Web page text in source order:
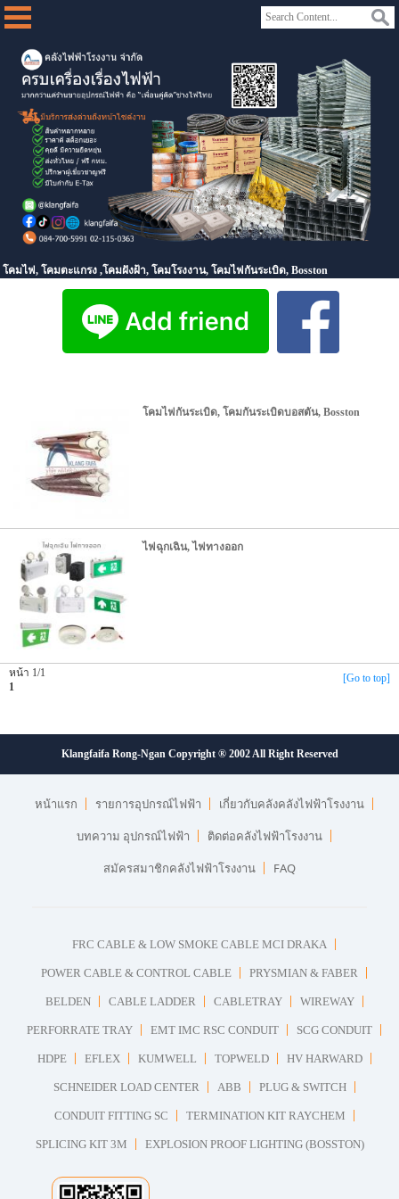
โคมไฟ, โคมตะแกรง ,โคมฝังฝ้า, โคมโรงงาน, โคมไฟกันระเบิด, Bosston
โคมไฟกันระเบิด, โคมกันระเบิดบอสตัน, Bosston
ไฟฉุกเฉิน, ไฟทางออก
หน้า 1/1
1
[Go to top]
Klangfaifa Rong-Ngan Copyright ® 2002 All Right Reserved
หน้าแรก รายการอุปกรณ์ไฟฟ้า
เกี่ยวกับคลังคลังไฟฟ้าโรงงาน
บทความ อุปกรณ์ไฟฟ้า
ติดต่อคลังไฟฟ้าโรงงาน
สมัครสมาชิกคลังไฟฟ้าโรงงาน
FAQ
FRC CABLE & LOW SMOKE CABLE MCI DRAKA
POWER CABLE & CONTROL CABLE PRYSMIAN & FABER
BELDEN CABLE LADDER CABLETRAY WIREWAY
PERFORRATE TRAY EMT IMC RSC CONDUIT SCG CONDUIT
HDPE EFLEX KUMWELL TOPWELD HV HARWARD
SCHNEIDER LOAD CENTER ABB PLUG & SWITCH
CONDUIT FITTING SC TERMINATION KIT RAYCHEM
SPLICING KIT 3M EXPLOSION PROOF LIGHTING (BOSSTON)